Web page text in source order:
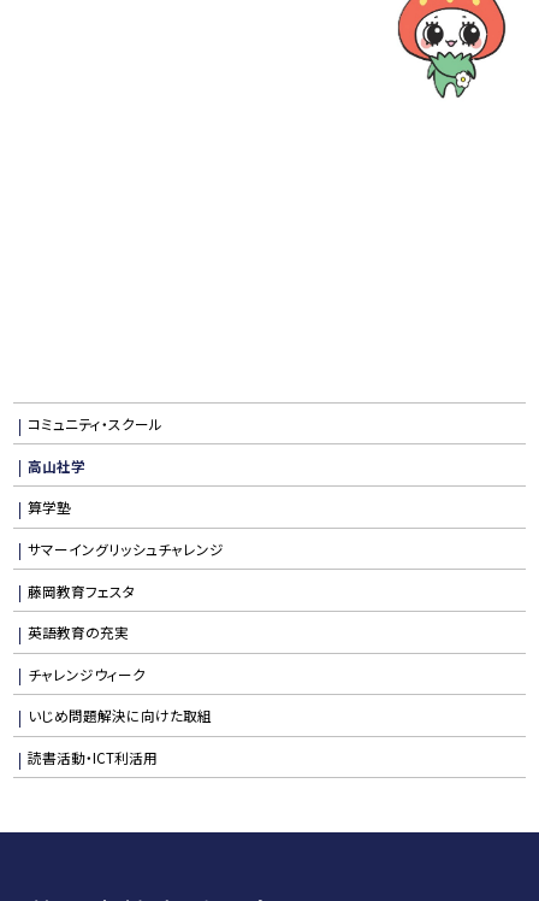
コミュニティ・スクール
高山社学
算学塾
サマーイングリッシュチャレンジ
藤岡教育フェスタ
英語教育の充実
チャレンジウィーク
いじめ問題解決に向けた取組
読書活動・ICT利活用